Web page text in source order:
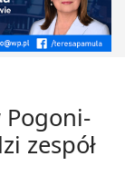
Pogoni-
zespół